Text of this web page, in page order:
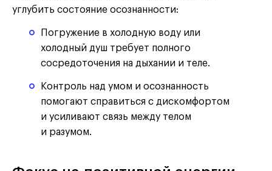
углубить состояние осознанности:
Погружение в холодную воду или
холодный душ требует полного
сосредоточения на дыхании и теле.
Контроль над умом и осознанность
помогают справиться с дискомфортом
и усиливают связь между телом
и разумом.